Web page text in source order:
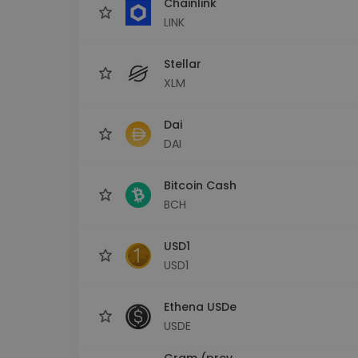
LINK
Stellar
XLM
Dai
DAI
Bitcoin Cash
BCH
USD1
USD1
Ethena USDe
USDE